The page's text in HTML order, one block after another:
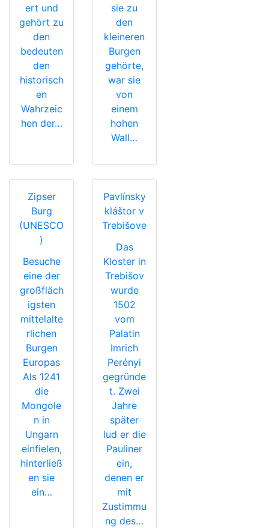
ert und
gehört zu
den
bedeuten
den
historisch
en
Wahrzeic
hen der…
sie zu
den
kleineren
Burgen
gehörte,
war sie
von
einem
hohen
Wall…
Zipser
Burg
(UNESCO
)
Besuche
eine der
großfläch
igsten
mittelalte
rlichen
Burgen
Europas
Als 1241
die
Mongole
n in
Ungarn
einfielen,
hinterließ
en sie
ein…
Pavlínsky
kláštor v
Trebišove
Das
Kloster in
Trebišov
wurde
1502
vom
Palatin
Imrich
Perényi
gegründe
t. Zwei
Jahre
später
lud er die
Pauliner
ein,
denen er
mit
Zustimmu
ng des…